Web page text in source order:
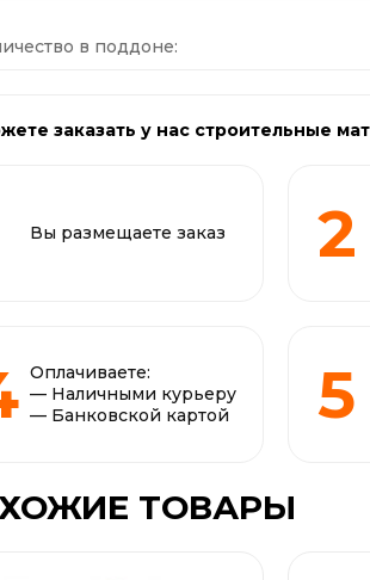
в поддоне:
заказать у нас строительные
Вы размещаете заказ
Оплачиваете:
— Наличными курьеру
— Банковской картой
ТОВАРЫ